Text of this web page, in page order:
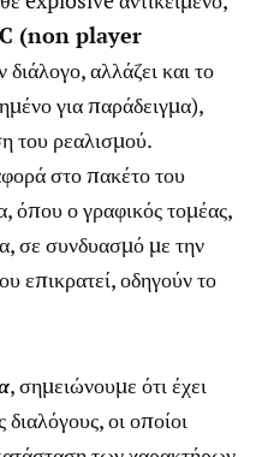
(non player
αλλάζει και το
για παράδειγμα),
του ρεαλισμού.
στο πακέτο του
όπου ο γραφικός τομέας,
σε συνδυασμό με την
επικρατεί, οδηγούν το
, σημειώνουμε ότι έχει
οι οποίοι